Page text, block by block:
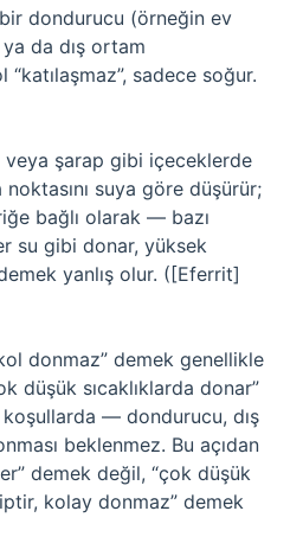
dondurucu (örneğin ev
da dış ortam
“katılaşmaz”, sadece soğur.
şarap gibi içeceklerde
suya göre düşürür;
bağlı olarak — bazı
su gibi donar, yüksek
yanlış olur. ([Eferrit]
donmaz” demek genellikle
düşük sıcaklıklarda donar”
— dondurucu, dış
beklenmez. Bu açıdan
demek değil, “çok düşük
kolay donmaz” demek